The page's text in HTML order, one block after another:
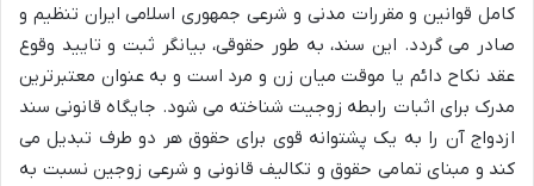
کامل قوانین و مقررات مدنی و شرعی جمهوری اسلامی ایران تنظیم و
صادر می گردد. این سند، به طور حقوقی، بیانگر ثبت و تایید وقوع
عقد نکاح دائم یا موقت میان زن و مرد است و به عنوان معتبرترین
مدرک برای اثبات رابطه زوجیت شناخته می شود. جایگاه قانونی سند
ازدواج آن را به یک پشتوانه قوی برای حقوق هر دو طرف تبدیل می
کند و مبنای تمامی حقوق و تکالیف قانونی و شرعی زوجین نسبت به